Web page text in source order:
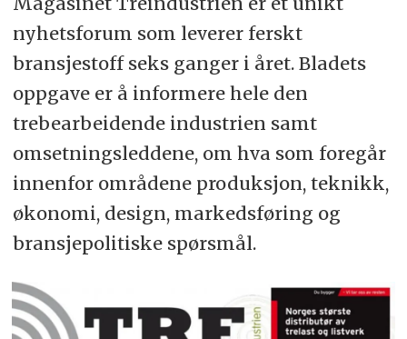
nyhetsforum som leverer ferskt
bransjestoff seks ganger i året. Bladets
oppgave er å informere hele den
trebearbeidende industrien samt
omsetningsleddene, om hva som foregår
innenfor områdene produksjon, teknikk,
økonomi, design, markedsføring og
bransjepolitiske spørsmål.